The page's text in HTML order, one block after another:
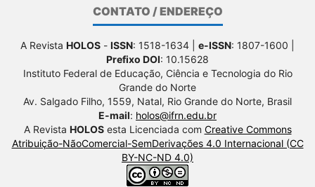
CONTATO / ENDEREÇO
A Revista HOLOS - ISSN: 1518-1634 | e-ISSN: 1807-1600 |
Prefixo DOI: 10.15628
Instituto Federal de Educação, Ciência e Tecnologia do Rio
Grande do Norte
Av. Salgado Filho, 1559, Natal, Rio Grande do Norte, Brasil
E-mail: holos@ifrn.edu.br
A Revista HOLOSesta Licenciada com Creative Commons
Atribuição-NãoComercial-SemDerivações 4.0 Internacional (CC
BY-NC-ND 4.0)